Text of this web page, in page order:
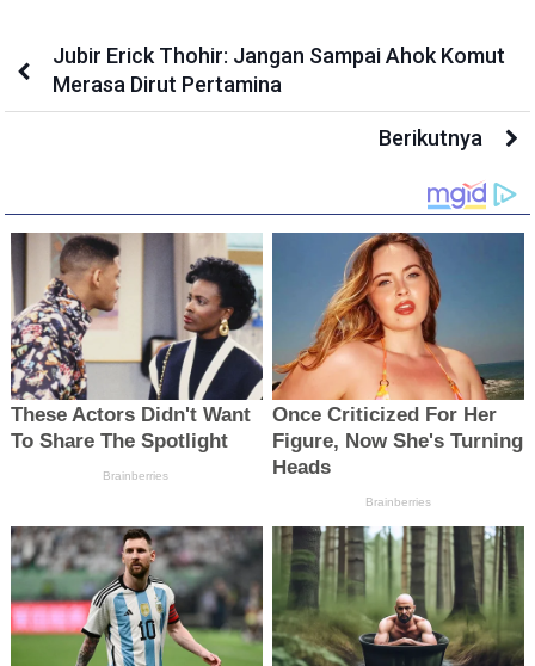
Jubir Erick Thohir: Jangan Sampai Ahok Komut
Merasa Dirut Pertamina
Berikutnya